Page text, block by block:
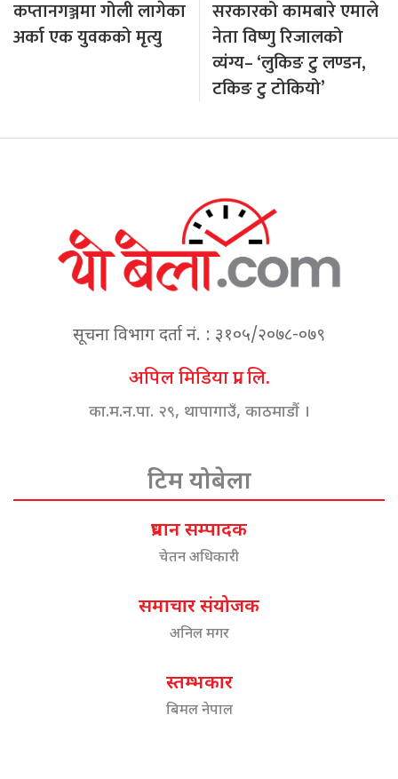
कप्तानगञ्जमा गोली लागेका
अर्का एक युवकको मृत्यु
सरकारको कामबारे एमाले
नेता विष्णु रिजालको
व्यंग्य– ‘लुकिङ टु लण्डन,
टकिङ टु टोकियो’
सूचना विभाग दर्ता नं. : ३१०५/२०७८-०७९
अपिल मिडिया प्रा. लि.
का.म.न.पा. २९, थापागाउँ, काठमाडौं ।
टिम योबेला
प्रधान सम्पादक
चेतन अधिकारी
समाचार संयोजक
अनिल मगर
स्तम्भकार
बिमल नेपाल